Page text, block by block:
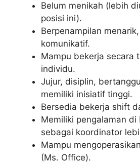
Belum menikah (lebih
posisi ini).
Berpenampilan
komunikatif.
Mampu bekerja secara
individu.
Jujur, disiplin,
memiliki inisiatif tinggi.
Bersedia bekerja shift
Memiliki pengalaman
sebagai koordinator
Mampu
(Ms. Office).